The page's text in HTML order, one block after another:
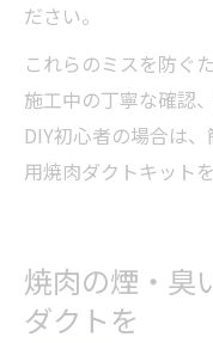
ださい。
これらのミスを防ぐ
施工中の丁寧な確認
DIY初心者の場合は
用焼肉ダクトキット
焼肉の煙・臭
ダクトを